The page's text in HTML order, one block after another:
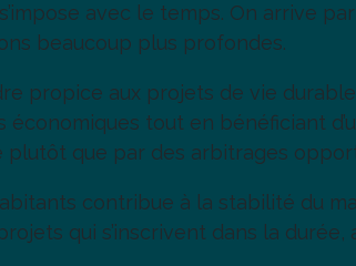
s’impose avec le temps. On arrive
beaucoup plus profondes.
propice aux projets de vie
économiques tout en bénéficiant
que par des arbitrages
contribue à la stabilité du
qui s’inscrivent dans la